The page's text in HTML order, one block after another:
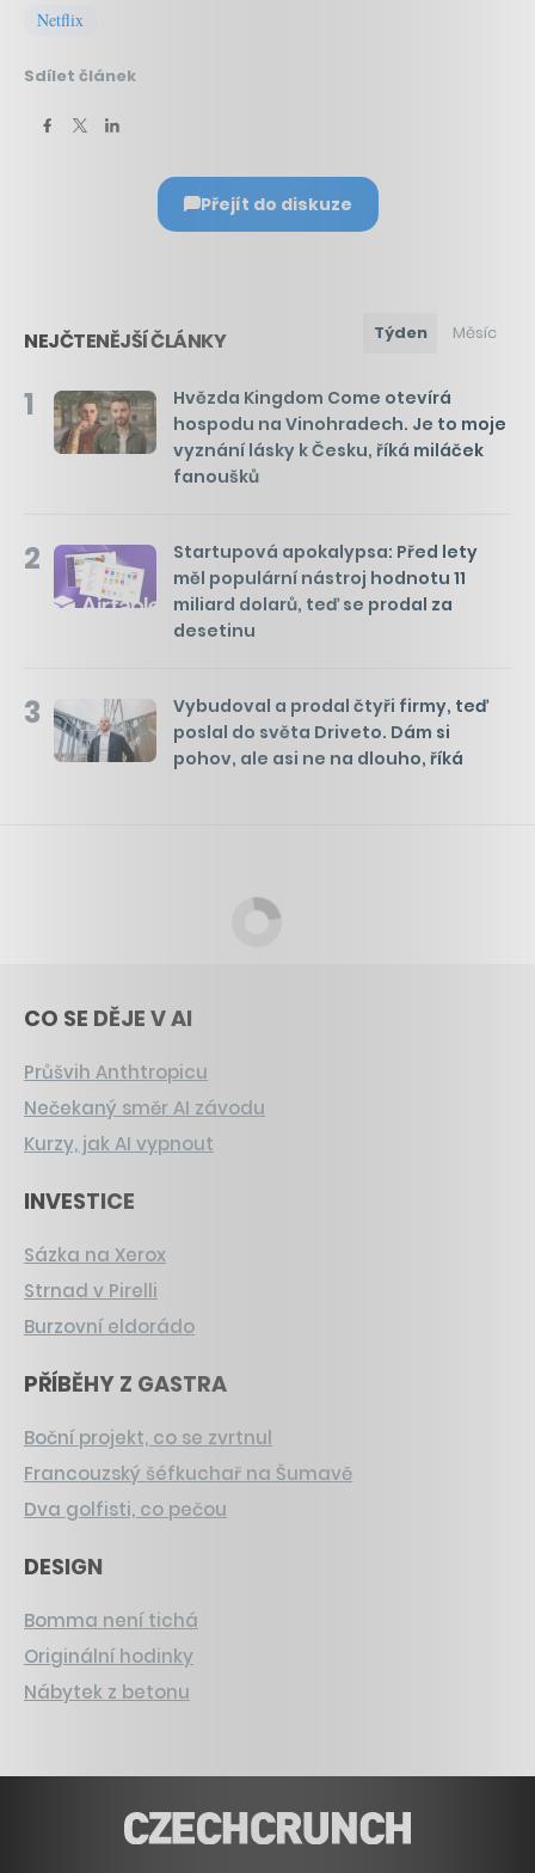
Netflix
Sdílet článek
Přejít do diskuze
NEJČTENĚJŠÍ ČLÁNKY Týden Měsíc
1
Hvězda Kingdom Come otevírá
hospodu na Vinohradech. Je to moje
vyznání lásky k Česku, říká miláček
fanoušků
2
Startupová apokalypsa: Před lety
měl populární nástroj hodnotu 11
miliard dolarů, teď se prodal za
desetinu
3
Vybudoval a prodal čtyři firmy, teď
poslal do světa Driveto. Dám si
pohov, ale asi ne na dlouho, říká
CO SE DĚJE V AI
Průšvih Anthtropicu
Nečekaný směr AI závodu
Kurzy, jak AI vypnout
INVESTICE
Sázka na Xerox
Strnad v Pirelli
Burzovní eldorádo
PŘÍBĚHY Z GASTRA
Boční projekt, co se zvrtnul
Francouzský šéfkuchař na Šumavě
Dva golfisti, co pečou
DESIGN
Bomma není tichá
Originální hodinky
Nábytek z betonu